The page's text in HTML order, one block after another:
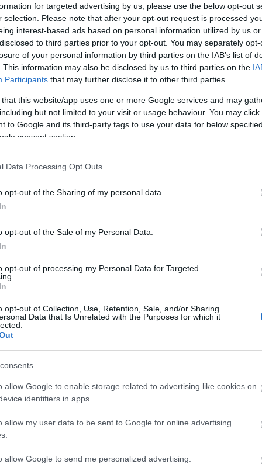
for targeted advertising by us, please use the below opt-out
selection. Please note that after your opt-out request is processed
interest-based ads based on personal information utilized by us
to third parties prior to your opt-out. You may separately
of your personal information by third parties on the IAB’s list of
This information may also be disclosed by us to third parties on the
Participants that may further disclose it to other third parties.
that this website/app uses one or more Google services and may
but not limited to your visit or usage behaviour. You may
to Google and its third-party tags to use your data for below
consent section.
Data Processing Opt Outs
opt-out of the Sharing of my personal data.
opt-out of the Sale of my Personal Data.
opt-out of processing my Personal Data for Targeted
opt-out of Collection, Use, Retention, Sale, and/or Sharing
Data that Is Unrelated with the Purposes for which it
allow Google to enable storage related to advertising like cookies on
identifiers in apps.
allow my user data to be sent to Google for online advertising
allow Google to send me personalized advertising.
értük aszolgáltatás technikaiüzemeltetője semmilyen felelősséget nem vállal, azokat nem ellenőrzi. Kifogás esetén
tájékoztatóban .
2011.08.16. 22:52:06
CGIról írtál. Kiskoromban nagyon szerettem valamiért a Majmok bolygója
hátha ez most kivételesen jól sikerül. Alig várom, hogy lássam.
Válasz erre
2011.08.17. 01:45:56
is irritáló feje volt
eléggé kettős érzéseket kelt.
teljes egészében elhagyható lenne anélkül, hogy csorbulna a
sem a "jók" épségéért, sem a "rosszak" méltó büntetéséért.
a filmet - a teljes hídjelenet abszurd, mindenféle realitást, életszerűséget
kíváncsi.
skálán úgy kap 5-öst, hogy az egyetlen pozitívuma, hogy nem moziban néztem.
Válasz erre